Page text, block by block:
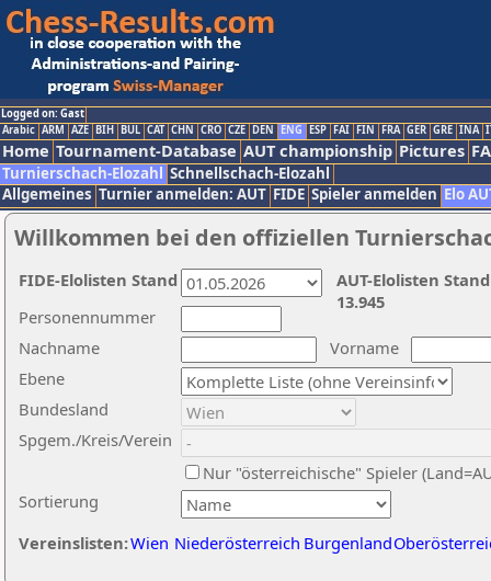
Logged on: Gast
Arabic ARM AZE BIH BUL CAT CHN CRO CZE DEN ENG ESP FAI FIN FRA GER GRE INA
Home Tournament-Database AUT championship Pictures
Turnierschach-Elozahl Schnellschach-Elozahl
Allgemeines Turnier anmelden: AUT FIDE Spieler anmelden Elo
Willkommen bei den offiziellen
Nachname
Vorname
Ebene
Sortierung
Personennummer
Bundesland
Spgem./Kreis/Verein
Nur "österreichische" Spieler
Vereinslisten:Wien Niederösterreich Burgenland
AUT-Elolisten
13.945
FIDE-Elolisten Stand